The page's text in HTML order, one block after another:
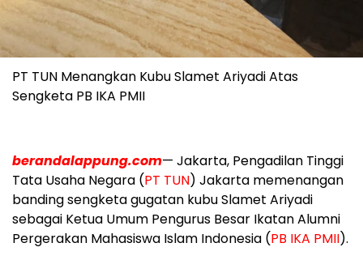
PT TUN Menangkan Kubu Slamet Ariyadi Atas
Sengketa PB IKA PMII
berandalappung.com— Jakarta, Pengadilan Tinggi
Tata Usaha Negara (PT TUN) Jakarta memenangan
banding sengketa gugatan kubu Slamet Ariyadi
sebagai Ketua Umum Pengurus Besar Ikatan Alumni
Pergerakan Mahasiswa Islam Indonesia (PB IKA PMII).